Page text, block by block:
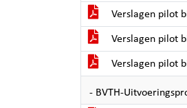
Verslagen pilot
Verslagen pilot
Verslagen pilot
- BVTH-